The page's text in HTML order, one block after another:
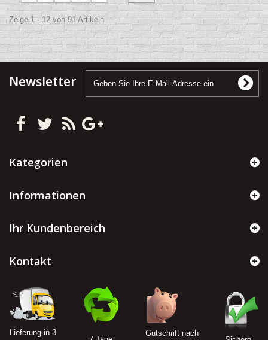
Zeige 1 - 12 von 91 Artikeln
Newsletter
Kategorien
Informationen
Ihr Kundenbereich
Kontakt
Lieferung in 3
Gutschrift nach